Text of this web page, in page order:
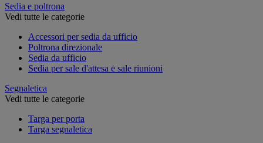
Sedia e poltrona
Vedi tutte le categorie
Accessori per sedia da ufficio
Poltrona direzionale
Sedia da ufficio
Sedia per sale d'attesa e sale riunioni
Segnaletica
Vedi tutte le categorie
Targa per porta
Targa segnaletica